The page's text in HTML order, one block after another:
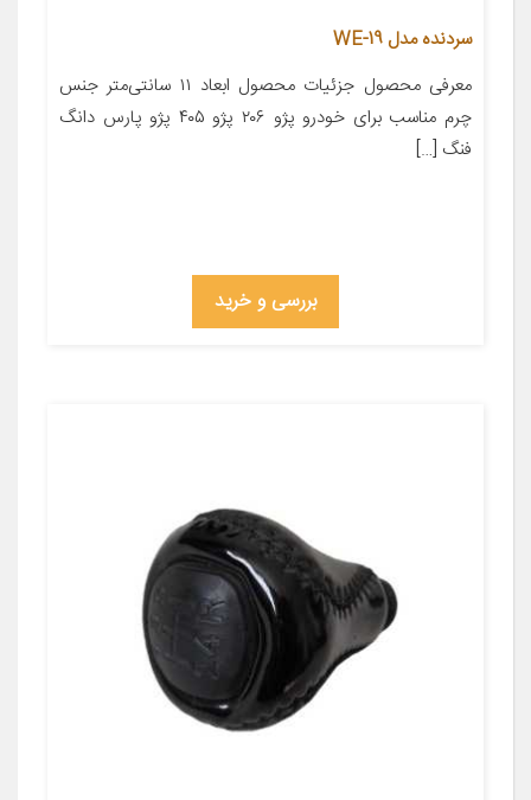
سردنده مدل WE-19
معرفی محصول جزئیات محصول ابعاد ۱۱ سانتی‌متر جنس
چرم مناسب برای خودرو پژو ۲۰۶ پژو ۴۰۵ پژو پارس دانگ
فنگ […]
بررسی و خرید